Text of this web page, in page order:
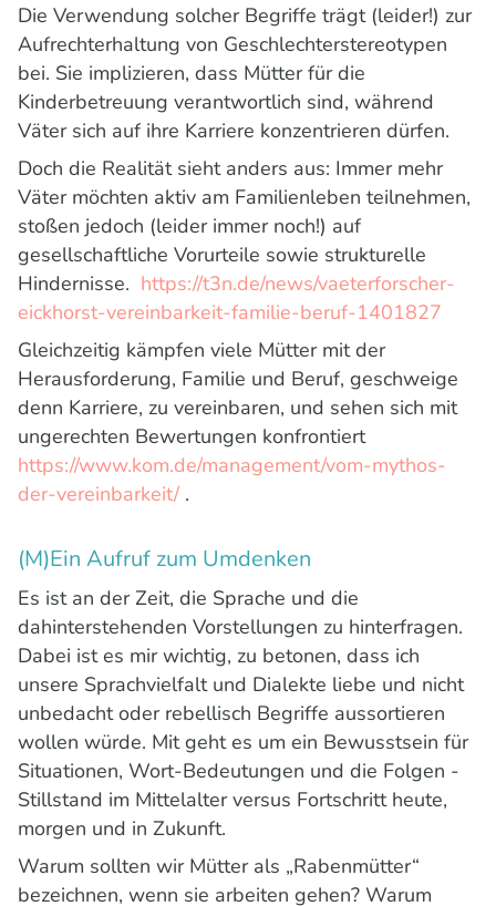
Die Verwendung solcher Begriffe trägt (leider!) zur
Aufrechterhaltung von Geschlechterstereotypen
bei. Sie implizieren, dass Mütter für die
Kinderbetreuung verantwortlich sind, während
Väter sich auf ihre Karriere konzentrieren dürfen.
Doch die Realität sieht anders aus: Immer mehr
Väter möchten aktiv am Familienleben teilnehmen,
stoßen jedoch (leider immer noch!) auf
gesellschaftliche Vorurteile sowie strukturelle
Hindernisse. https://t3n.de/news/vaeterforscher-
eickhorst-vereinbarkeit-familie-beruf-1401827
Gleichzeitig kämpfen viele Mütter mit der
Herausforderung, Familie und Beruf, geschweige
denn Karriere, zu vereinbaren, und sehen sich mit
ungerechten Bewertungen konfrontiert
https://www.kom.de/management/vom-mythos-
der-vereinbarkeit/ .
(M)Ein Aufruf zum Umdenken
Es ist an der Zeit, die Sprache und die
dahinterstehenden Vorstellungen zu hinterfragen.
Dabei ist es mir wichtig, zu betonen, dass ich
unsere Sprachvielfalt und Dialekte liebe und nicht
unbedacht oder rebellisch Begriffe aussortieren
wollen würde. Mit geht es um ein Bewusstsein für
Situationen, Wort-Bedeutungen und die Folgen -
Stillstand im Mittelalter versus Fortschritt heute,
morgen und in Zukunft.
Warum sollten wir Mütter als „Rabenmütter“
bezeichnen, wenn sie arbeiten gehen? Warum